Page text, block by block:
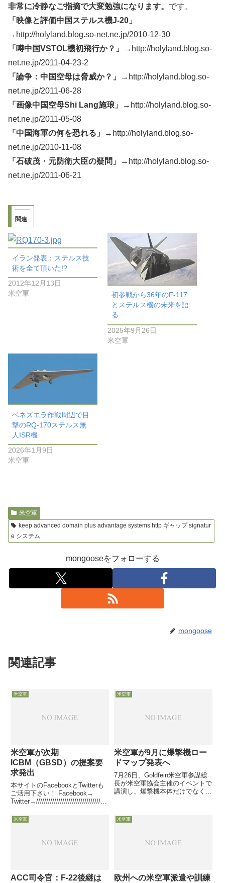
非常に冷静なご指摘で大変勉強になります。 です。
「映像と評価中国ステルス機J-20」
→http://holyland.blog.so-net.ne.jp/2010-12-30
「噂中国VSTOL機初飛行か？」
→http://holyland.blog.so-
net.ne.jp/2011-04-23-2
「論争：中国空母は脅威か？」→ http://holyland.blog.so-
net.ne.jp/2011-06-28
「画像中国空母Shi Lang施琅」→ http://holyland.blog.so-
net.ne.jp/2011-05-08
「中国海軍の何を恐れる」→ http://holyland.blog.so-
net.ne.jp/2010-11-08
「石破茂・元防衛大臣の疑問」→ http://holyland.blog.so-
net.ne.jp/2011-06-21
関連
イラン発表：ステルス技
術を全て頂いた!?
2012年12月13日
米空軍
初参戦から36年のF-117
とステルス機の未来を語
る
2025年9月26日
米空軍
ベネズエラ作戦周辺で目
撃のRQ-170ステルス無
人ISR機
2026年1月9日
米空軍
米空軍
keep advanced domain plus advantage systems http ギャップ signatur
e システム
mongooseをフォローする
mongoose
関連記事
米空軍
米空軍が次期
ICBM（GBSD）の提案要
求発出
本サイトのFacebookとTwitterも
ご活用下さい！ Facebook→
Twitter→////////////////////////////////////
米空軍
米空軍が9月に爆撃機ロー
ドマップ発表へ
7月26日、Goldfein米空軍参謀総
長が米空軍協会主催のイベントで
講演し、爆撃機本体だけでなく、
の関連装備や技術をもカバーした
「Bomber Roadmap」を、9月に
米空軍
ACC司令官：F-22後継は
米空軍
欧州への米空軍派遣や訓練